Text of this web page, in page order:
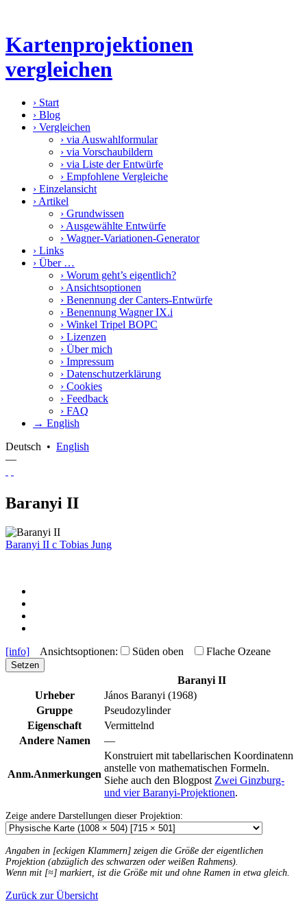
Kartenprojektionen
vergleichen
› Start
› Blog
› Vergleichen
› via Auswahlformular
› via Vorschaubildern
› via Liste der Entwürfe
› Empfohlene Vergleiche
› Einzelansicht
› Artikel
› Grundwissen
› Ausgewählte Entwürfe
› Wagner-Variationen-Generator
› Links
› Über …
› Worum geht’s eigentlich?
› Ansichtsoptionen
› Benennung der Canters-Entwürfe
› Benennung Wagner IX.i
› Winkel Tripel BOPC
› Lizenzen
› Über mich
› Impressum
› Datenschutzerklärung
› Cookies
› Feedback
› FAQ
→ English
Deutsch • English
—
Baranyi II
Baranyi II c Tobias Jung
[info] Ansichtsoptionen: Süden oben Flache Ozeane
Setzen
Baranyi II
Urheber
János Baranyi (1968)
Gruppe
Pseudozylinder
Eigenschaft
Vermittelnd
Andere Namen
—
Anm.Anmerkungen
Konstruiert mit tabellarischen Koordinatenn
anstelle von mathematischen Formeln.
Siehe auch den Blogpost Zwei Ginzburg-
und vier Baranyi-Projektionen.
Zeige andere Darstellungen dieser Projektion:
Angaben in [eckigen Klammern] zeigen die Größe der eigentlichen
Projektion (abzüglich des schwarzen oder weißen Rahmens).
Wenn mit [≈] markiert, ist die Größe mit und ohne Ramen in etwa gleich.
Zurück zur Übersicht